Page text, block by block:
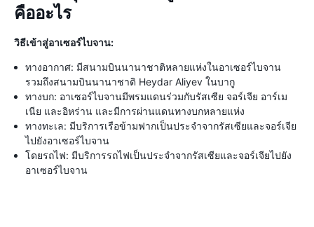
คืออะไร
วิธีเข้าสู่อาเซอร์ไบจาน:
ทางอากาศ: มีสนามบินนานาชาติหลายแห่งในอาเซอร์ไบจาน
รวมถึงสนามบินนานาชาติ Heydar Aliyev ในบากู
ทางบก: อาเซอร์ไบจานมีพรมแดนร่วมกับรัสเซีย จอร์เจีย อาร์เม
เนีย และอิหร่าน และมีการผ่านแดนทางบกหลายแห่ง
ทางทะเล: มีบริการเรือข้ามฟากเป็นประจำจากรัสเซียและจอร์เจีย
ไปยังอาเซอร์ไบจาน
โดยรถไฟ: มีบริการรถไฟเป็นประจำจากรัสเซียและจอร์เจียไปยัง
อาเซอร์ไบจาน